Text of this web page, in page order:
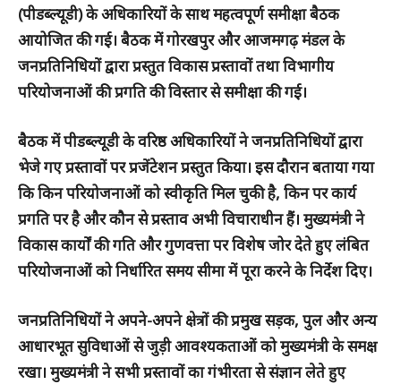
(पीडब्ल्यूडी) के अधिकारियों के साथ महत्वपूर्ण समीक्षा बैठक
आयोजित की गई। बैठक में गोरखपुर और आजमगढ़ मंडल के
जनप्रतिनिधियों द्वारा प्रस्तुत विकास प्रस्तावों तथा विभागीय
परियोजनाओं की प्रगति की विस्तार से समीक्षा की गई।
बैठक में पीडब्ल्यूडी के वरिष्ठ अधिकारियों ने जनप्रतिनिधियों द्वारा
भेजे गए प्रस्तावों पर प्रजेंटेशन प्रस्तुत किया। इस दौरान बताया गया
कि किन परियोजनाओं को स्वीकृति मिल चुकी है, किन पर कार्य
प्रगति पर है और कौन से प्रस्ताव अभी विचाराधीन हैं। मुख्यमंत्री ने
विकास कार्यों की गति और गुणवत्ता पर विशेष जोर देते हुए लंबित
परियोजनाओं को निर्धारित समय सीमा में पूरा करने के निर्देश दिए।
जनप्रतिनिधियों ने अपने-अपने क्षेत्रों की प्रमुख सड़क, पुल और अन्य
आधारभूत सुविधाओं से जुड़ी आवश्यकताओं को मुख्यमंत्री के समक्ष
रखा। मुख्यमंत्री ने सभी प्रस्तावों का गंभीरता से संज्ञान लेते हुए